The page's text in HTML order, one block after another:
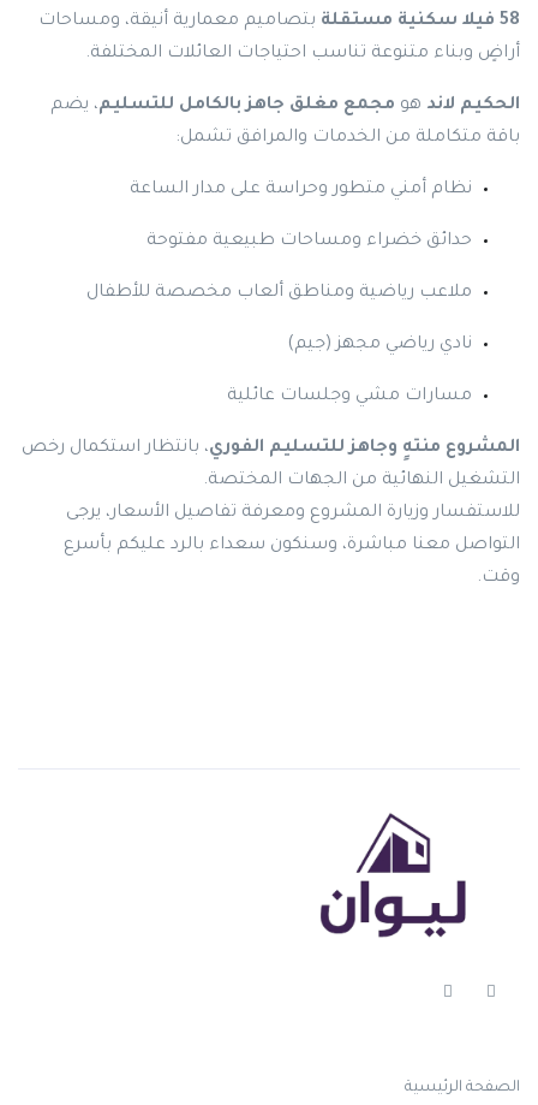
58 فيلا سكنية مستقلة
بتصاميم معمارية أنيقة، ومساحات
أراضٍ وبناء متنوعة تناسب احتياجات العائلات المختلفة.
الحكيم لاند هو مجمع مغلق جاهز بالكامل للتسليم، يضم
باقة متكاملة من الخدمات والمرافق تشمل:
نظام أمني متطور وحراسة على مدار الساعة
حدائق خضراء ومساحات طبيعية مفتوحة
ملاعب رياضية ومناطق ألعاب مخصصة للأطفال
نادي رياضي مجهز (جيم)
مسارات مشي وجلسات عائلية
المشروع منتهٍ وجاهز للتسليم الفوري، بانتظار استكمال رخص
التشغيل النهائية من الجهات المختصة.
للاستفسار وزيارة المشروع ومعرفة تفاصيل الأسعار، يرجى
التواصل معنا مباشرة، وسنكون سعداء بالرد عليكم بأسرع
وقت.
الصفحة الرئيسية